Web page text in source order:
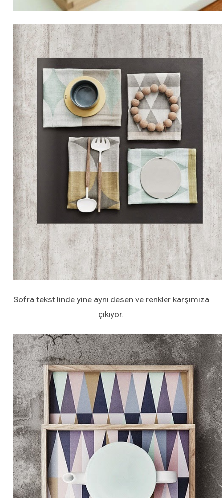
Sofra tekstilinde yine aynı desen ve renkler karşımıza
çıkıyor.